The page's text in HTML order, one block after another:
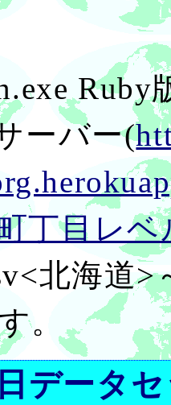
ーバー(
丁目レ
北海道
。
データ